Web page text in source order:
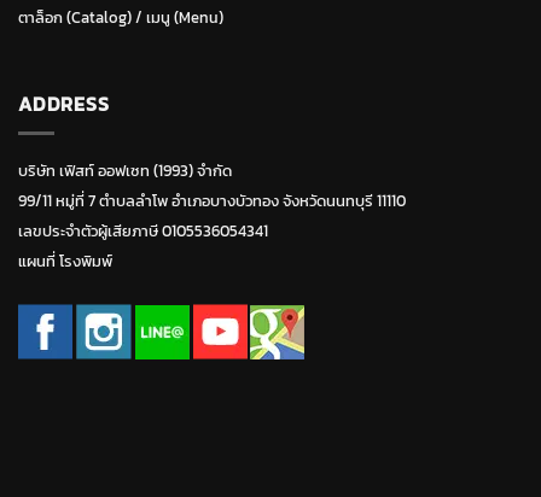
ตาล็อก (Catalog)/ เมนู (Menu)
ADDRESS
บริษัท เฟิสท์ ออฟเซท (1993) จำกัด
99/11 หมู่ที่ 7 ตำบลลำโพ อำเภอบางบัวทอง จังหวัดนนทบุรี 11110
เลขประจำตัวผู้เสียภาษี 0105536054341
แผนที่ โรงพิมพ์